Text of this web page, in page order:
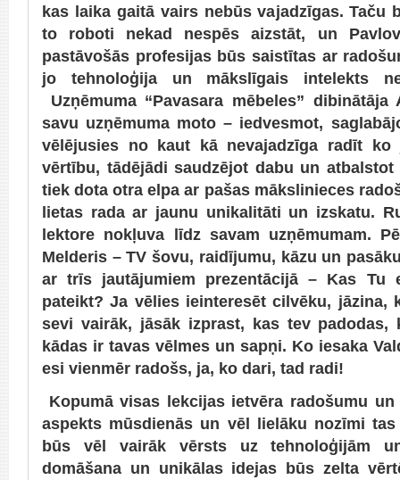
kas laika gaitā vairs nebūs vajadzīgas. Taču
to roboti nekad nespēs aizstāt, un
pastāvošās profesijas būs saistītas ar
jo tehnoloģija un mākslīgais intelekts
Uzņēmuma “Pavasara mēbeles”
savu uzņēmuma moto – iedvesmot,
vēlējusies no kaut kā nevajadzīga radīt
vērtību, tādējādi saudzējot dabu un atbalstot
tiek dota otra elpa ar pašas mākslinieces
lietas rada ar jaunu unikalitāti un izskatu.
lektore nokļuva līdz savam uzņēmumam.
Melderis – TV šovu, raidījumu, kāzu un
ar trīs jautājumiem prezentācijā – Kas
pateikt? Ja vēlies ieinteresēt cilvēku, jāzina,
sevi vairāk, jāsāk izprast, kas tev
kādas ir tavas vēlmes un sapņi. Ko iesaka
esi vienmēr radošs, ja, ko dari, tad radi!
Kopumā visas lekcijas ietvēra radošumu
aspekts mūsdienās un vēl lielāku nozīmi
būs vēl vairāk vērsts uz tehnoloģijām
domāšana un unikālas idejas būs zelta